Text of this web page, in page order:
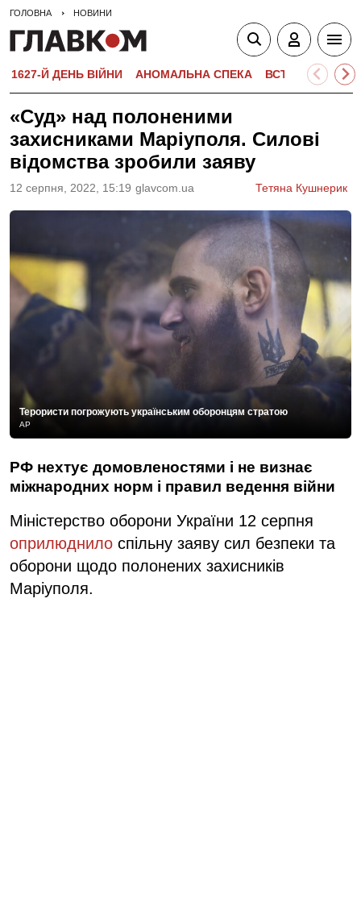
ГОЛОВНА НОВИНИ
1627-Й ДЕНЬ ВІЙНИ АНОМАЛЬНА СПЕКА ВСТУПНА
«Суд» над полоненими
захисниками Маріуполя. Силові
відомства зробили заяву
12 серпня, 2022, 15:19 glavcom.ua Тетяна Кушнерик
Терористи погрожують українським оборонцям стратою
АР
РФ нехтує домовленостями і не визнає
міжнародних норм і правил ведення війни
Міністерство оборони України 12 серпня
оприлюднило спільну заяву сил безпеки та
оборони щодо полонених захисників
Маріуполя.